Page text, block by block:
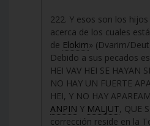
222. Y esos son los
acerca de los cuales
de Elokim» (Dvarim/
Debido a sus pecados
HEI VAV HEI SE HAYAN
NO HAY UN FUERTE
HEI, Y NO HAY
ANPIN Y MALJUT, QUE
corrección reside en la